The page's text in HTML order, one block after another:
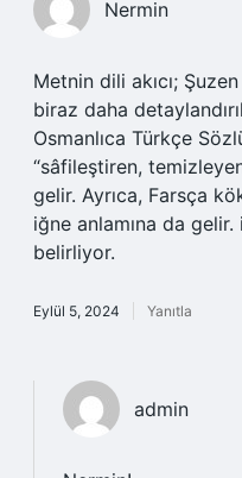
Nermin
Metnin dili akıcı;
biraz daha
Osmanlıca Türkçe
“sâfileştiren,
gelir. Ayrıca, Farsça
iğne anlamına da
belirliyor.
Eylül 5, 2024 Yanıtla
admin